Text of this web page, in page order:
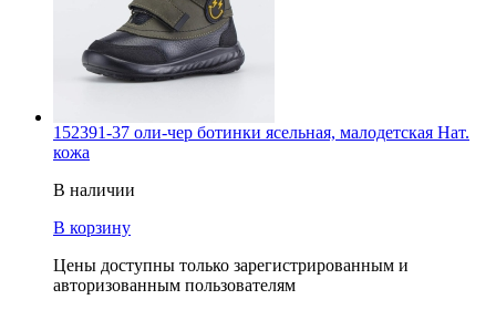
152391-37 оли-чер ботинки ясельная, малодетская Нат.
кожа
В наличии
В корзину
Цены доступны только зарегистрированным и
авторизованным пользователям